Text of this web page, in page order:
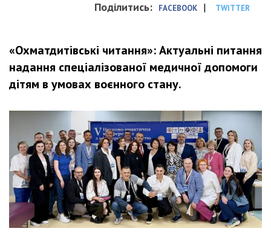
Поділитись: FACEBOOK | TWITTER
«Охматдитівські читання»: Актуальні питання
надання спеціалізованої медичної допомоги
дітям в умовах воєнного стану.